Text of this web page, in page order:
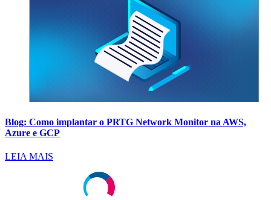
Blog: Como implantar o PRTG Network Monitor na AWS,
Azure e GCP
LEIA MAIS